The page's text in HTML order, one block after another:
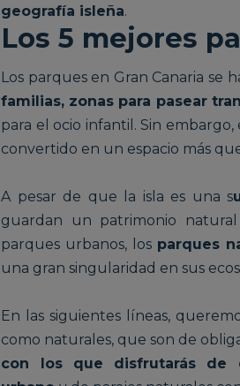
geografía isleña.
Los 5 mejores
Los parques en Gran Canaria se
familias, zonas para pasear
para el ocio infantil. Sin
convertido en un espacio más
A pesar de que la isla es una s
guardan un patrimonio
parques urbanos, los parques
una gran singularidad en sus
En las siguientes líneas,
como naturales, que son de
con los que disfrutarás de